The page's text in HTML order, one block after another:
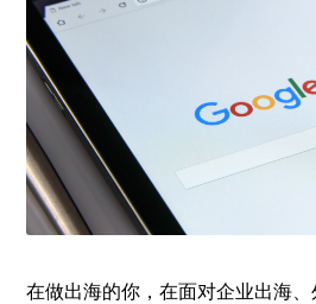
在做出海的你，在面对企业出海